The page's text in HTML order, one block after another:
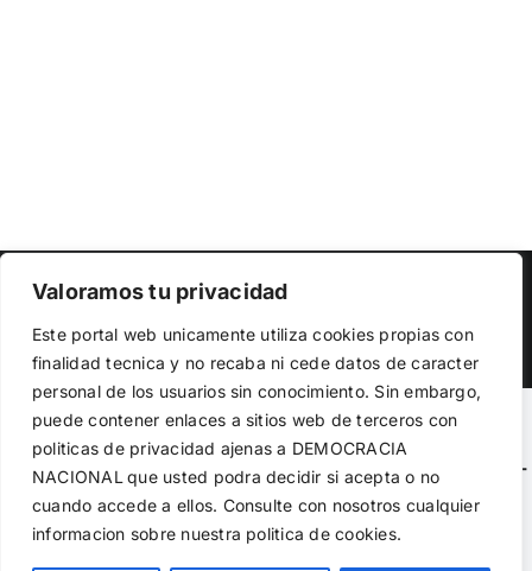
Valoramos tu privacidad
Este portal web unicamente utiliza cookies propias con
finalidad tecnica y no recaba ni cede datos de caracter
personal de los usuarios sin conocimiento. Sin embargo,
puede contener enlaces a sitios web de terceros con
politicas de privacidad ajenas a DEMOCRACIA
NACIONAL que usted podra decidir si acepta o no
cuando accede a ellos. Consulte con nosotros cualquier
informacion sobre nuestra politica de cookies.
Copyright 2023 | Democracia Nacional
Facebook
TwitterInstagram
Warning
: Undefined variable $visibility_homepage in
/home/demopwcr/public_html/wp-content/plugins/kn-
mobile-sharebar/kn_mobile_sharebar.php on line71
Warning: Undefined variable $visibility_page in